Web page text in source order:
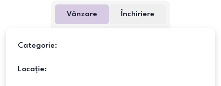
Vânzare Închiriere
Categorie:
Locație: